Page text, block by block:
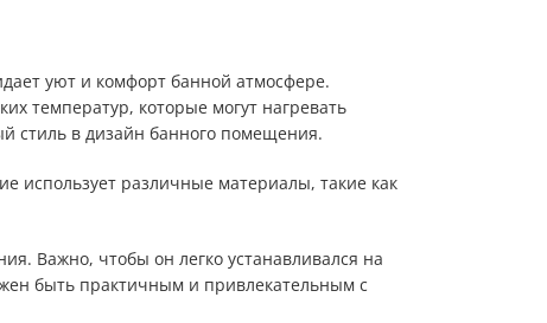
уют и комфорт банной атмосфере.
температур, которые могут нагревать
стиль в дизайн банного помещения.
использует различные материалы, такие как
Важно, чтобы он легко устанавливался на
быть практичным и привлекательным с